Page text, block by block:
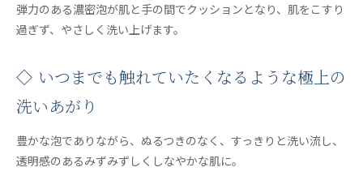
弾力のある濃密泡が肌と手の間でクッションとなり、肌をこすり
過ぎず、やさしく洗い上げます。
◇ いつまでも触れていたくなるような極上の
洗いあがり
豊かな泡でありながら、ぬるつきのなく、すっきりと洗い流し、
透明感のあるみずみずしくしなやかな肌に。